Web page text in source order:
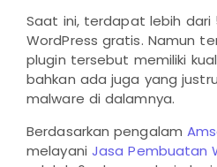
Saat ini, terdapat lebih dari
WordPress gratis. Namun
plugin tersebut memiliki
bahkan ada juga yang
malware di dalamnya.
Berdasarkan pengalam
melayani Jasa Pembuatan